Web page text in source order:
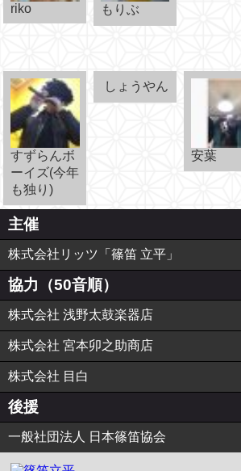
riko もりぶ
すずらんボ
ーイズ(今年
も独り)
しょうやん
安葉
主催
株式会社リッツ「篠笛 立平」
協力（50音順）
株式会社 浅野太鼓楽器店
株式会社 宮本卯之助商店
株式会社 目白
後援
一般社団法人 日本篠笛協会